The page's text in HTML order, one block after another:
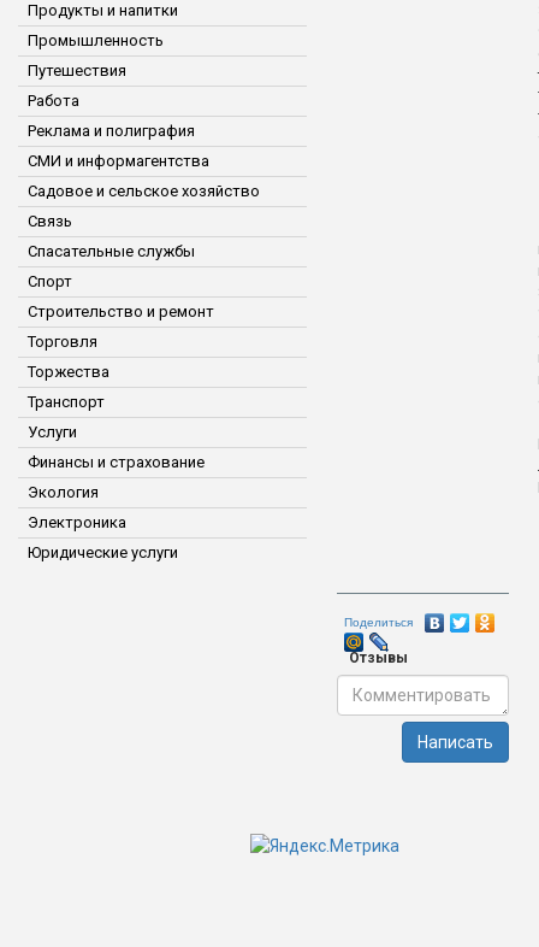
Продукты и напитки
Промышленность
Путешествия
Работа
Реклама и полиграфия
СМИ и информагентства
Садовое и сельское хозяйство
Связь
Спасательные службы
Спорт
Строительство и ремонт
Торговля
Торжества
Транспорт
Услуги
Финансы и страхование
Экология
Электроника
Юридические услуги
Поделиться
Отзывы
Написать